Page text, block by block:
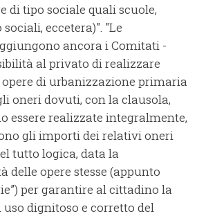
di tipo sociale quali scuole,
eccetera)". "Le
ancora i Comitati -
al privato di realizzare
di urbanizzazione primaria
oneri dovuti, con la clausola,
essere realizzate integralmente,
gli importi dei relativi oneri
tutto logica, data la
delle opere stesse (appunto
per garantire al cittadino la
dignitoso e corretto del